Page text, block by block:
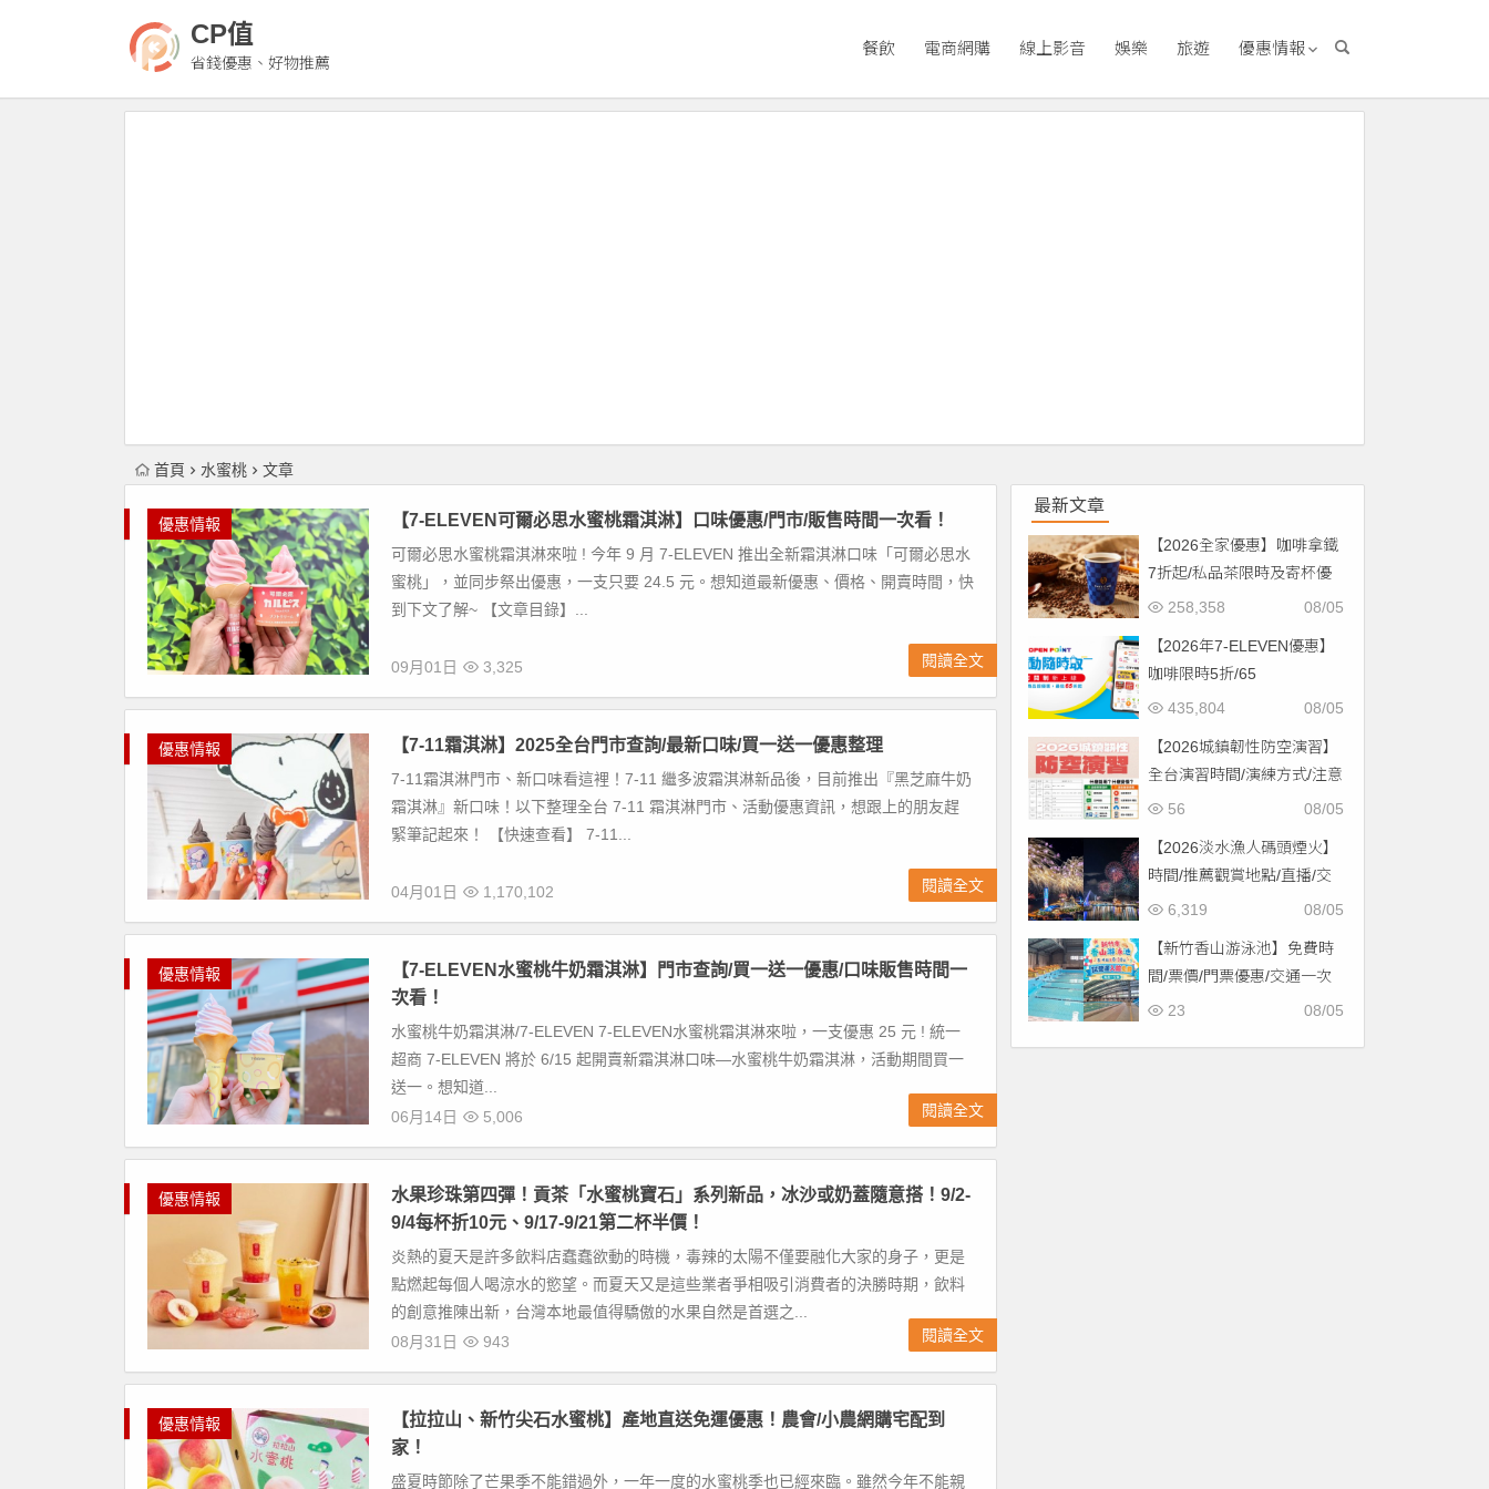
CP值
省錢優惠、好物推薦
餐飲 電商網購 線上影音 娛樂 旅遊 優惠情報
首頁 水蜜桃 文章
優惠情報 【7-ELEVEN可爾必思水蜜桃霜淇淋】口味優惠/門市/販售時間一次看！
可爾必思水蜜桃霜淇淋來啦 ! 今年 9 月 7-ELEVEN 推出全新霜淇淋口味「可爾必思水
蜜桃」，並同步祭出優惠，一支只要 24.5 元。想知道最新優惠、價格、開賣時間，快
到下文了解~ 【文章目錄】...
09月01日 3,325 閱讀全文
優惠情報 【7-11霜淇淋】2025全台門市查詢/最新口味/買一送一優惠整理
7-11霜淇淋門市、新口味看這裡！7-11 繼多波霜淇淋新品後，目前推出『黑芝麻牛奶
霜淇淋』新口味！以下整理全台 7-11 霜淇淋門市、活動優惠資訊，想跟上的朋友趕
緊筆記起來！ 【快速查看】 7-11...
04月01日 1,170,102 閱讀全文
優惠情報
【7-ELEVEN水蜜桃牛奶霜淇淋】門市查詢/買一送一優惠/口味販售時間一
次看！
水蜜桃牛奶霜淇淋/7-ELEVEN 7-ELEVEN水蜜桃霜淇淋來啦，一支優惠 25 元 ! 統一
超商 7-ELEVEN 將於 6/15 起開賣新霜淇淋口味—水蜜桃牛奶霜淇淋，活動期間買一
送一。想知道...
06月14日
5,006 閱讀全文
優惠情報
水果珍珠第四彈！貢茶「水蜜桃寶石」系列新品，冰沙或奶蓋隨意搭！9/2-
9/4每杯折10元、9/17-9/21第二杯半價！
炎熱的夏天是許多飲料店蠢蠢欲動的時機，毒辣的太陽不僅要融化大家的身子，更是
點燃起每個人喝涼水的慾望。而夏天又是這些業者爭相吸引消費者的決勝時期，飲料
的創意推陳出新，台灣本地最值得驕傲的水果自然是首選之...
08月31日
943 閱讀全文
優惠情報
【拉拉山、新竹尖石水蜜桃】產地直送免運優惠！農會/小農網購宅配到
家！
盛夏時節除了芒果季不能錯過外，一年一度的水蜜桃季也已經來臨。雖然今年不能親
最新文章
【2026全家優惠】咖啡拿鐵
7折起/私品茶限時及寄杯優
惠！價格/菜單一起看
08/05
258,358
【2026年7-ELEVEN優惠】
咖啡限時5折/65
折/CITYCAFE菜單一起看！
08/05
435,804
【2026城鎮韌性防空演習】
全台演習時間/演練方式/注意
事項一次看！
08/05
56
【2026淡水漁人碼頭煙火】
時間/推薦觀賞地點/直播/交
通資訊一次看！
08/05
6,319
【新竹香山游泳池】免費時
間/票價/門票優惠/交通一次
看！
08/05
23